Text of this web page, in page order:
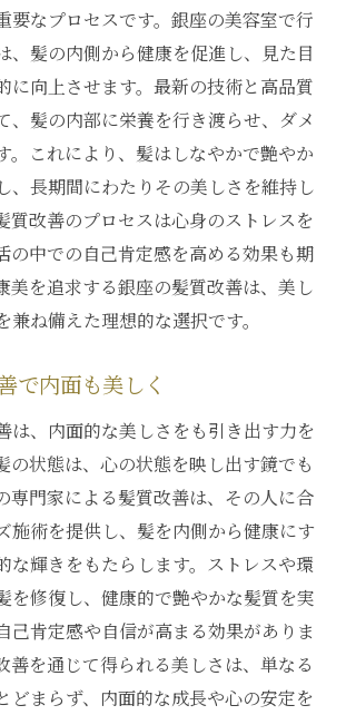
要なプロセスです。銀座の美容室で行
、髪の内側から健康を促進し、見た目
に向上させます。最新の技術と高品質
、髪の内部に栄養を行き渡らせ、ダメ
。これにより、髪はしなやかで艶やか
、長期間にわたりその美しさを維持し
質改善のプロセスは心身のストレスを
の中での自己肯定感を高める効果も期
美を追求する銀座の髪質改善は、美し
兼ね備えた理想的な選択です。
で内面も美しく
は、内面的な美しさをも引き出す力を
の状態は、心の状態を映し出す鏡でも
専門家による髪質改善は、その人に合
施術を提供し、髪を内側から健康にす
な輝きをもたらします。ストレスや環
を修復し、健康的で艶やかな髪質を実
己肯定感や自信が高まる効果がありま
善を通じて得られる美しさは、単なる
どまらず、内面的な成長や心の安定を